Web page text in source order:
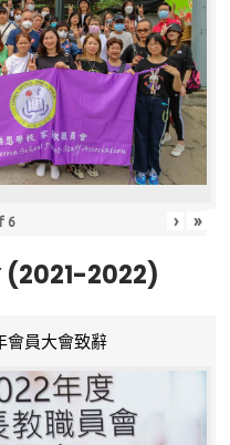
6 › »
(2021-2022)
會員大會致辭